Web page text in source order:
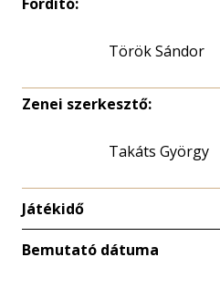
Török Sándor
Zenei szerkesztő:
Takáts György
Játékidő
Bemutató dátuma